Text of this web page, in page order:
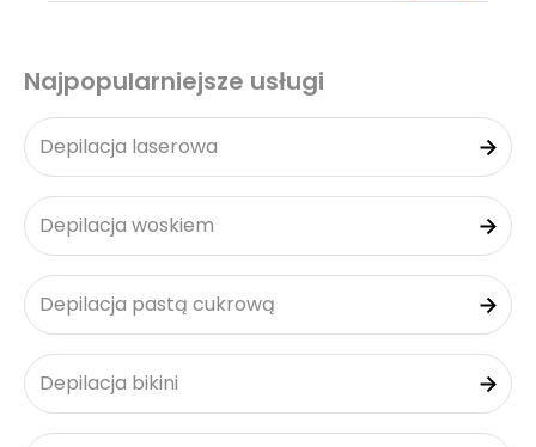
Najpopularniejsze usługi
Depilacja laserowa
Depilacja woskiem
Depilacja pastą cukrową
Depilacja bikini